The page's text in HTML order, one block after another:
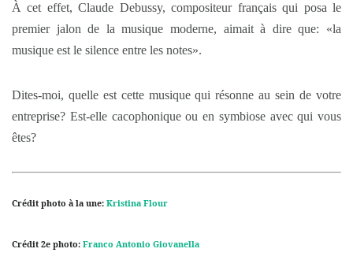
À cet effet, Claude Debussy, compositeur français qui posa le
premier jalon de la musique moderne, aimait à dire que: «la
musique est le silence entre les notes».
Dites-moi, quelle est cette musique qui résonne au sein de votre
entreprise? Est-elle cacophonique ou en symbiose avec qui vous
êtes?
Crédit photo à la une: Kristina Flour
Crédit 2e photo: Franco Antonio Giovanella